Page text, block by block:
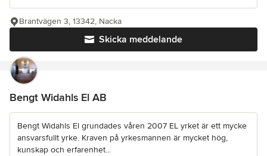
Skicka meddelande
Brantvägen 3, 13342, Nacka
Bengt Widahls El AB
Bengt Widahls El grundades våren 2007 EL yrket är ett mycke
ansvarsfullt yrke. Kraven på yrkesmannen är mycket hög,
kunskap och erfarenhet...